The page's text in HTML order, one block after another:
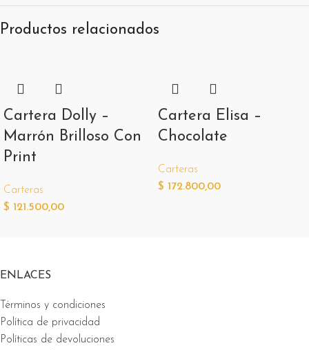
Productos relacionados
Cartera Dolly –
Marrón Brilloso Con
Print
Carteras
$ 121.500,00
Cartera Elisa –
Chocolate
Carteras
$ 172.800,00
ENLACES
Términos y condiciones
Política de privacidad
Políticas de devoluciones